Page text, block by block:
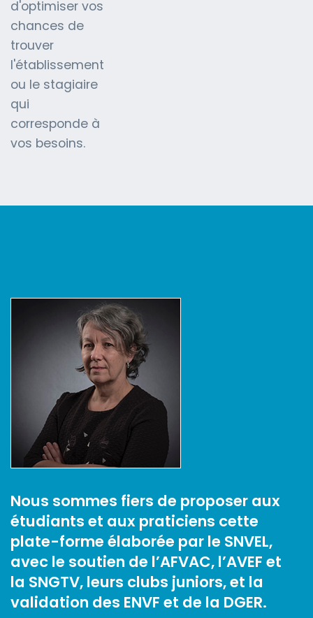
d'optimiser vos
chances de
trouver
l'établissement
ou le stagiaire
qui
corresponde à
vos besoins.
Nous sommes fiers de proposer aux
étudiants et aux praticiens cette
plate-forme élaborée par le SNVEL,
avec le soutien de l’AFVAC, l’AVEF et
la SNGTV, leurs clubs juniors, et la
validation des ENVF et de la DGER.